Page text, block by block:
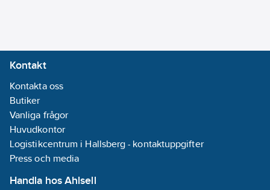
Kontakt
Kontakta oss
Butiker
Vanliga frågor
Huvudkontor
Logistikcentrum i Hallsberg - kontaktuppgifter
Press och media
Handla hos Ahlsell